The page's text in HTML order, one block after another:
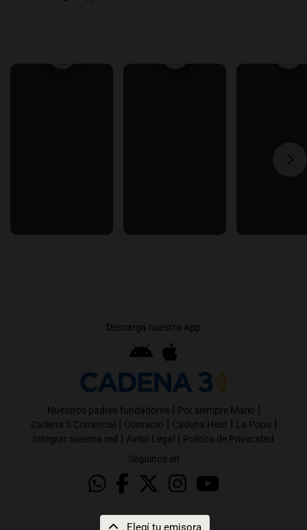
Elegí tu emisora
Descargá nuestra App
Nuestros padres fundadores | Por siempre Mario |
Cadena 3 Comercial | Contacto | Cadena Heat | La Popu |
Integrar nuestra red | Aviso Legal | Política de Privacidad
Seguinos en